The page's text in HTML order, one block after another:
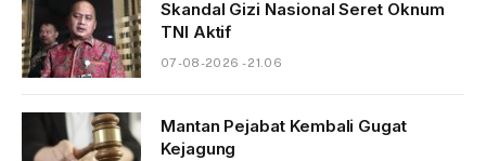
Skandal Gizi Nasional Seret Oknum
TNI Aktif
07-08-2026 - 21.06
Mantan Pejabat Kembali Gugat
Kejagung